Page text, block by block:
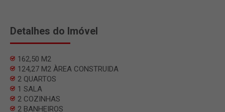
Detalhes do Imóvel
162,50 M2
124,27 M2 ÀREA CONSTRUIDA
2 QUARTOS
1 SALA
2 COZINHAS
2 BANHEIROS